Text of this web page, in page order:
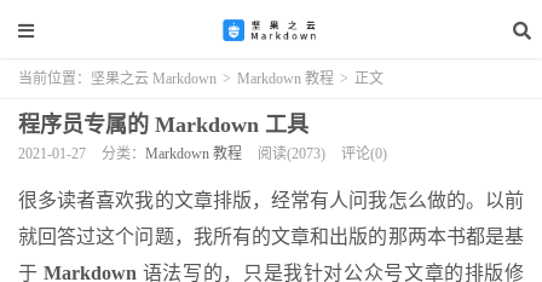
当前位置： 坚果之云 Markdown > Markdown 教程 > 正文
程序员专属的 Markdown 工具
2021-01-27 分类： Markdown 教程 阅读(2073) 评论(0)
很多读者喜欢我的文章排版，经常有人问我怎么做的。以前
就回答过这个问题，我所有的文章和出版的那两本书都是基
于Markdown 语法写的，只是我针对公众号文章的排版修